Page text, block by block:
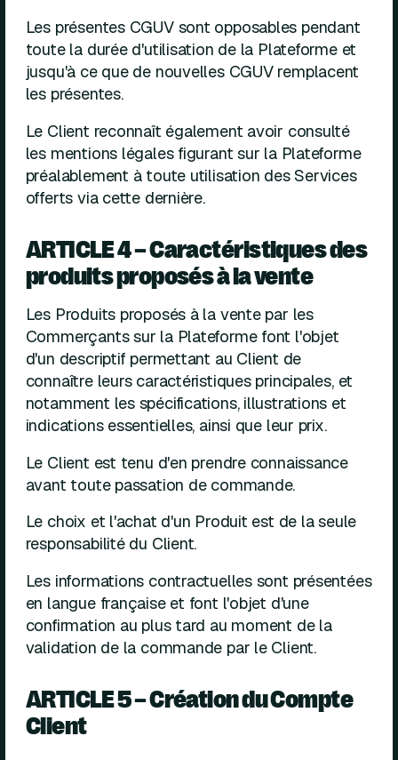
Les présentes CGUV sont opposables pendant
toute la durée d'utilisation de la Plateforme et
jusqu'à ce que de nouvelles CGUV remplacent
les présentes.
Le Client reconnaît également avoir consulté
les mentions légales figurant sur la Plateforme
préalablement à toute utilisation des Services
offerts via cette dernière.
ARTICLE 4 – Caractéristiques des
produits proposés à la vente
Les Produits proposés à la vente par les
Commerçants sur la Plateforme font l'objet
d'un descriptif permettant au Client de
connaître leurs caractéristiques principales, et
notamment les spécifications, illustrations et
indications essentielles, ainsi que leur prix.
Le Client est tenu d'en prendre connaissance
avant toute passation de commande.
Le choix et l'achat d'un Produit est de la seule
responsabilité du Client.
Les informations contractuelles sont présentées
en langue française et font l'objet d'une
confirmation au plus tard au moment de la
validation de la commande par le Client.
ARTICLE 5 – Création du Compte
Client